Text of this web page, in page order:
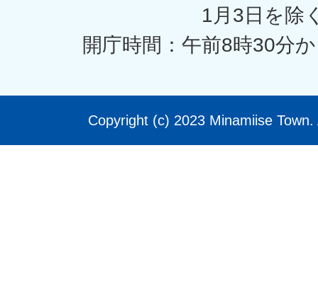
1月3日を除
開庁時間：午前8時30分
Copyright (c) 2023 Minamiise